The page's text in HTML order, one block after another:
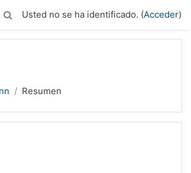
Usted no se ha identificado. (Acceder)
Resumen